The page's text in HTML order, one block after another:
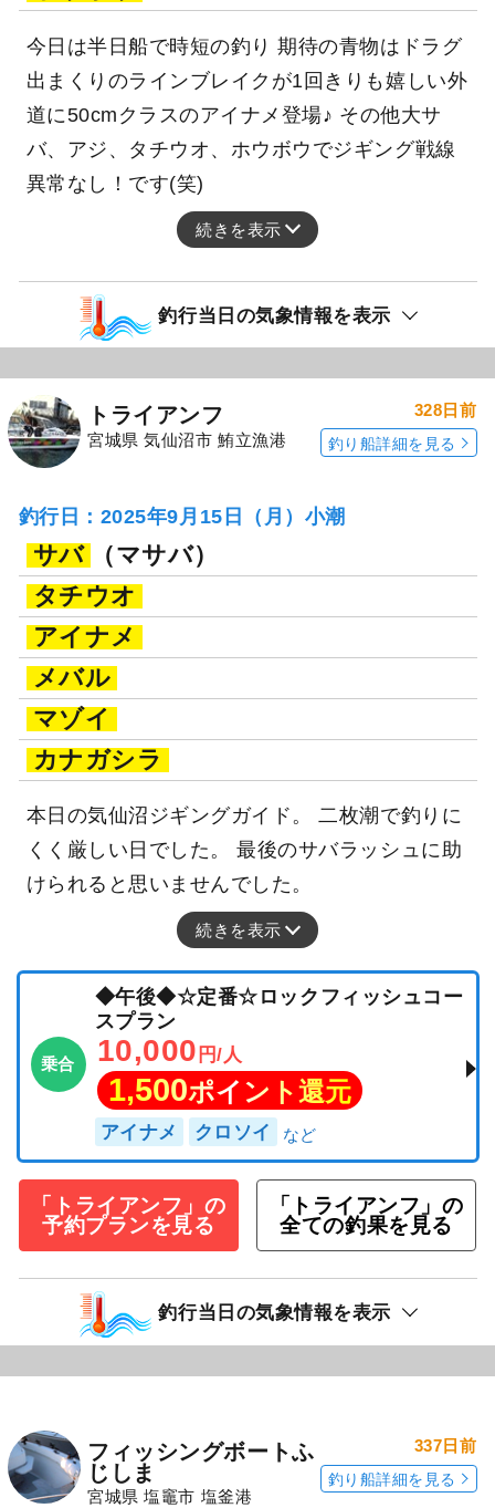
今日は半日船で時短の釣り 期待の青物はドラグ
出まくりのラインブレイクが1回きりも嬉しい外
道に50cmクラスのアイナメ登場♪ その他大サ
バ、アジ、タチウオ、ホウボウでジギング戦線
異常なし！です(笑)
続きを表示
釣行当日の気象情報を表示
トライアンフ
宮城県 気仙沼市 鮪立漁港
328日前
釣り船詳細を見る
釣行日：2025年9月15日（月）小潮
サバ
（マサバ）
タチウオ
アイナメ
メバル
マゾイ
カナガシラ
本日の気仙沼ジギングガイド。 二枚潮で釣りに
くく厳しい日でした。 最後のサバラッシュに助
けられると思いませんでした。
続きを表示
乗合
◆午後◆☆定番☆ロックフィッシュコー
スプラン
10,000 円/人
1,500ポイント還元
アイナメ クロソイ
「トライアンフ」の
予約プランを見る
「トライアンフ」の
全ての釣果を見る
釣行当日の気象情報を表示
フィッシングボートふ
じしま
宮城県 塩竈市 塩釜港
337日前
釣り船詳細を見る